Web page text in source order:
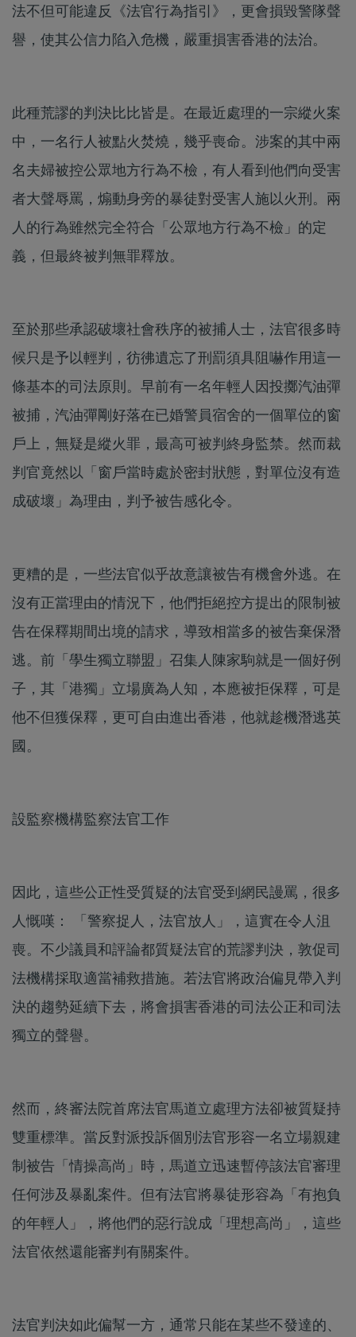
法不但可能違反《法官行為指引》，更會損毀警隊聲
譽，使其公信力陷入危機，嚴重損害香港的法治。
此種荒謬的判決比比皆是。在最近處理的一宗縱火案
中，一名行人被點火焚燒，幾乎喪命。涉案的其中兩
名夫婦被控公眾地方行為不檢，有人看到他們向受害
者大聲辱罵，煽動身旁的暴徒對受害人施以火刑。兩
人的行為雖然完全符合「公眾地方行為不檢」的定
義，但最終被判無罪釋放。
至於那些承認破壞社會秩序的被捕人士，法官很多時
候只是予以輕判，彷彿遺忘了刑罰須具阻嚇作用這一
條基本的司法原則。早前有一名年輕人因投擲汽油彈
被捕，汽油彈剛好落在已婚警員宿舍的一個單位的窗
戶上，無疑是縱火罪，最高可被判終身監禁。然而裁
判官竟然以「窗戶當時處於密封狀態，對單位沒有造
成破壞」為理由，判予被告感化令。
更糟的是，一些法官似乎故意讓被告有機會外逃。在
沒有正當理由的情況下，他們拒絕控方提出的限制被
告在保釋期間出境的請求，導致相當多的被告棄保潛
逃。前「學生獨立聯盟」召集人陳家駒就是一個好例
子，其「港獨」立場廣為人知，本應被拒保釋，可是
他不但獲保釋，更可自由進出香港，他就趁機潛逃英
國。
設監察機構監察法官工作
因此，這些公正性受質疑的法官受到網民謾罵，很多
人慨嘆： 「警察捉人，法官放人」，這實在令人沮
喪。不少議員和評論都質疑法官的荒謬判決，敦促司
法機構採取適當補救措施。若法官將政治偏見帶入判
決的趨勢延續下去，將會損害香港的司法公正和司法
獨立的聲譽。
然而，終審法院首席法官馬道立處理方法卻被質疑持
雙重標準。當反對派投訴個別法官形容一名立場親建
制被告「情操高尚」時，馬道立迅速暫停該法官審理
任何涉及暴亂案件。但有法官將暴徒形容為「有抱負
的年輕人」，將他們的惡行說成「理想高尚」，這些
法官依然還能審判有關案件。
法官判決如此偏幫一方，通常只能在某些不發達的、